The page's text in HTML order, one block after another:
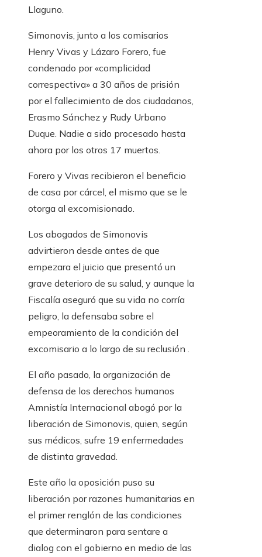
Llaguno.
Simonovis, junto a los comisarios
Henry Vivas y Lázaro Forero, fue
condenado por «complicidad
correspectiva» a 30 años de prisión
por el fallecimiento de dos ciudadanos,
Erasmo Sánchez y Rudy Urbano
Duque. Nadie a sido procesado hasta
ahora por los otros 17 muertos.
Forero y Vivas recibieron el beneficio
de casa por cárcel, el mismo que se le
otorga al excomisionado.
Los abogados de Simonovis
advirtieron desde antes de que
empezara el juicio que presentó un
grave deterioro de su salud, y aunque la
Fiscalía aseguró que su vida no corría
peligro, la defensaba sobre el
empeoramiento de la condición del
excomisario a lo largo de su reclusión .
El año pasado, la organización de
defensa de los derechos humanos
Amnistía Internacional abogó por la
liberación de Simonovis, quien, según
sus médicos, sufre 19 enfermedades
de distinta gravedad.
Este año la oposición puso su
liberación por razones humanitarias en
el primer renglón de las condiciones
que determinaron para sentare a
dialog con el gobierno en medio de las